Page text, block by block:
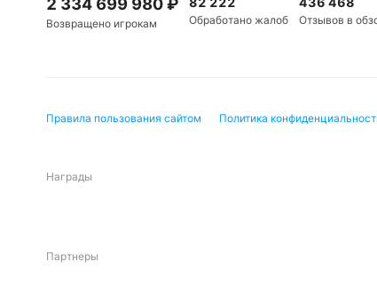
2 334 699 980₽
Возвращено игрокам Обработано жалоб Отзывов в
Правила пользования сайтом Политика
Награды
Партнеры